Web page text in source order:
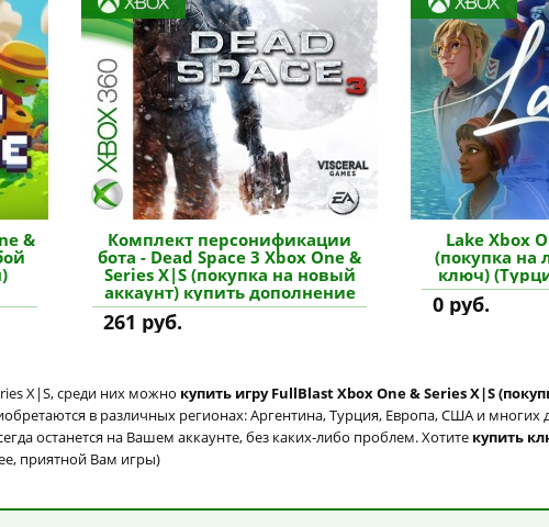
&
Комплект персонификации
бота - Dead Space 3 Xbox One &
Series X|S (покупка на новый
аккаунт) купить дополнение
261 руб.
Lake Xbox
(покупка на
ключ)
0 руб.
X|S, среди них можно купить игру FullBlast Xbox One & Series X|S
в различных регионах: Аргентина, Турция, Европа, США и многих
останется на Вашем аккаунте, без каких-либо проблем. Хотите купить
приятной Вам игры)